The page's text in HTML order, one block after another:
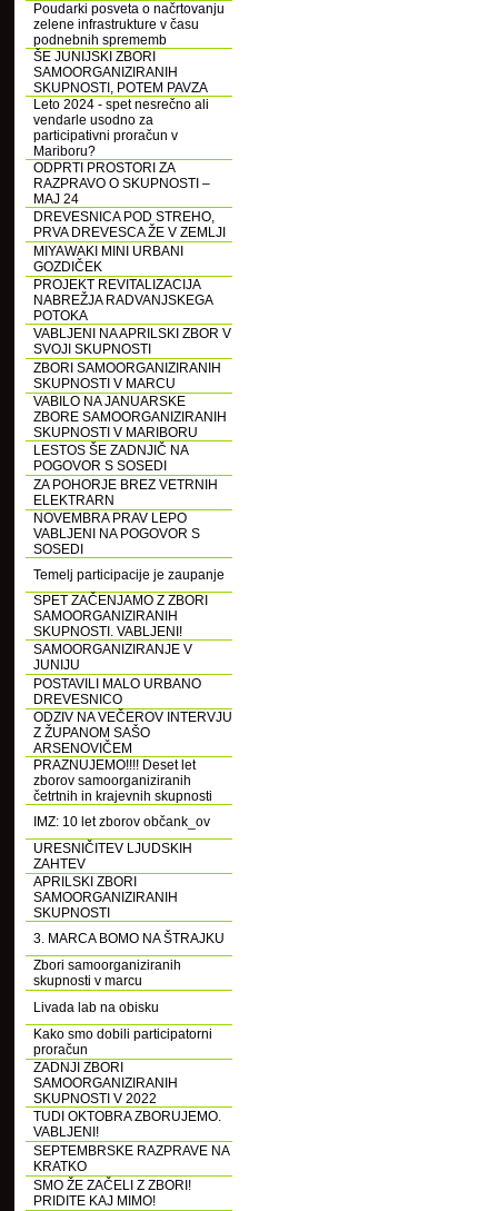
Poudarki posveta o načrtovanju
zelene infrastrukture v času
podnebnih sprememb
ŠE JUNIJSKI ZBORI
SAMOORGANIZIRANIH
SKUPNOSTI, POTEM PAVZA
Leto 2024 - spet nesrečno ali
vendarle usodno za
participativni proračun v
Mariboru?
ODPRTI PROSTORI ZA
RAZPRAVO O SKUPNOSTI –
MAJ 24
DREVESNICA POD STREHO,
PRVA DREVESCA ŽE V ZEMLJI
MIYAWAKI MINI URBANI
GOZDIČEK
PROJEKT REVITALIZACIJA
NABREŽJA RADVANJSKEGA
POTOKA
VABLJENI NA APRILSKI ZBOR V
SVOJI SKUPNOSTI
ZBORI SAMOORGANIZIRANIH
SKUPNOSTI V MARCU
VABILO NA JANUARSKE
ZBORE SAMOORGANIZIRANIH
SKUPNOSTI V MARIBORU
LESTOS ŠE ZADNJIČ NA
POGOVOR S SOSEDI
ZA POHORJE BREZ VETRNIH
ELEKTRARN
NOVEMBRA PRAV LEPO
VABLJENI NA POGOVOR S
SOSEDI
Temelj participacije je zaupanje
SPET ZAČENJAMO Z ZBORI
SAMOORGANIZIRANIH
SKUPNOSTI. VABLJENI!
SAMOORGANIZIRANJE V
JUNIJU
POSTAVILI MALO URBANO
DREVESNICO
ODZIV NA VEČEROV INTERVJU
Z ŽUPANOM SAŠO
ARSENOVIČEM
PRAZNUJEMO!!!! Deset let
zborov samoorganiziranih
četrtnih in krajevnih skupnosti
IMZ: 10 let zborov občank_ov
URESNIČITEV LJUDSKIH
ZAHTEV
APRILSKI ZBORI
SAMOORGANIZIRANIH
SKUPNOSTI
3. MARCA BOMO NA ŠTRAJKU
Zbori samoorganiziranih
skupnosti v marcu
Livada lab na obisku
Kako smo dobili participatorni
proračun
ZADNJI ZBORI
SAMOORGANIZIRANIH
SKUPNOSTI V 2022
TUDI OKTOBRA ZBORUJEMO.
VABLJENI!
SEPTEMBRSKE RAZPRAVE NA
KRATKO
SMO ŽE ZAČELI Z ZBORI!
PRIDITE KAJ MIMO!